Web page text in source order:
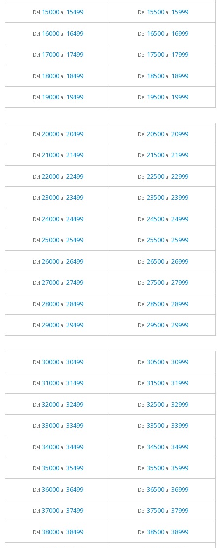
Del 15000al 15499 Del 15500al 15999
Del 16000al 16499 Del 16500al 16999
Del 17000al 17499 Del 17500al 17999
Del 18000al 18499 Del 18500al 18999
Del 19000al 19499 Del 19500al 19999
Del 20000al 20499 Del 20500al 20999
Del 21000al 21499 Del 21500al 21999
Del 22000al 22499 Del 22500al 22999
Del 23000al 23499 Del 23500al 23999
Del 24000al 24499 Del 24500al 24999
Del 25000al 25499 Del 25500al 25999
Del 26000al 26499 Del 26500al 26999
Del 27000al 27499 Del 27500al 27999
Del 28000al 28499 Del 28500al 28999
Del 29000al 29499 Del 29500al 29999
Del 30000al 30499 Del 30500al 30999
Del 31000al 31499 Del 31500al 31999
Del 32000al 32499 Del 32500al 32999
Del 33000al 33499 Del 33500al 33999
Del 34000al 34499 Del 34500al 34999
Del 35000al 35499 Del 35500al 35999
Del 36000al 36499 Del 36500al 36999
Del 37000al 37499 Del 37500al 37999
Del 38000al 38499 Del 38500al 38999